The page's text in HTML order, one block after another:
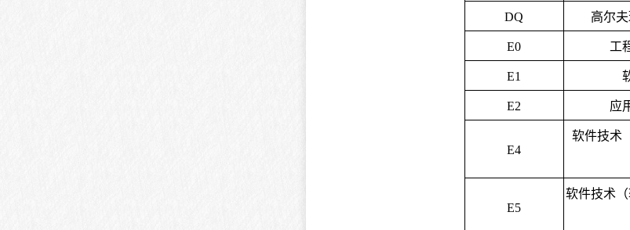
DQ 高尔
E0 工
E1
E2 应
E4
软件技术
E5
软件技术